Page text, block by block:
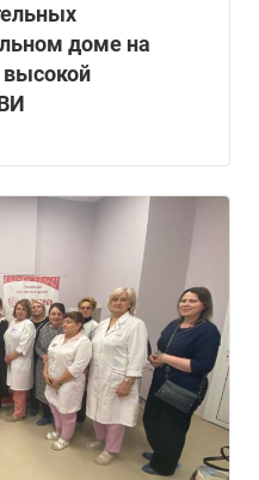
доме на
высокой